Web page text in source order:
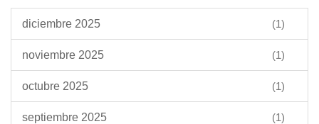
diciembre 2025 (1)
noviembre 2025 (1)
octubre 2025 (1)
septiembre 2025 (1)